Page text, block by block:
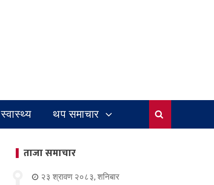
स्वास्थ्य थप समाचार
ताजा समाचार
२३ श्रावण २०८३, शनिबार